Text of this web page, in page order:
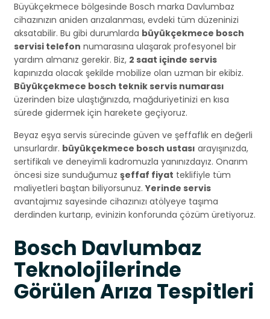
Büyükçekmece bölgesinde Bosch marka Davlumbaz
cihazınızın aniden arızalanması, evdeki tüm düzeninizi
aksatabilir. Bu gibi durumlarda büyükçekmece bosch
servisi telefon numarasına ulaşarak profesyonel bir
yardım almanız gerekir. Biz, 2 saat içinde servis
kapınızda olacak şekilde mobilize olan uzman bir ekibiz.
Büyükçekmece bosch teknik servis numarası
üzerinden bize ulaştığınızda, mağduriyetinizi en kısa
sürede gidermek için harekete geçiyoruz.
Beyaz eşya servis sürecinde güven ve şeffaflık en değerli
unsurlardır. büyükçekmece bosch ustası arayışınızda,
sertifikalı ve deneyimli kadromuzla yanınızdayız. Onarım
öncesi size sunduğumuz şeffaf fiyat teklifiyle tüm
maliyetleri baştan biliyorsunuz.Yerinde servis
avantajımız sayesinde cihazınızı atölyeye taşıma
derdinden kurtarıp, evinizin konforunda çözüm üretiyoruz.
Bosch Davlumbaz
Teknolojilerinde
Görülen Arıza Tespitleri